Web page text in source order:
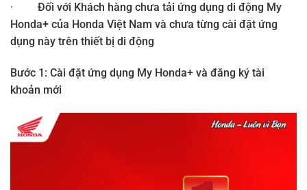
· Đối với Khách hàng chưa tải ứng dụng di động My
Honda+ của Honda Việt Nam và chưa từng cài đặt ứng
dụng này trên thiết bị di động
Bước 1: Cài đặt ứng dụng My Honda+ và đăng ký tài
khoản mới